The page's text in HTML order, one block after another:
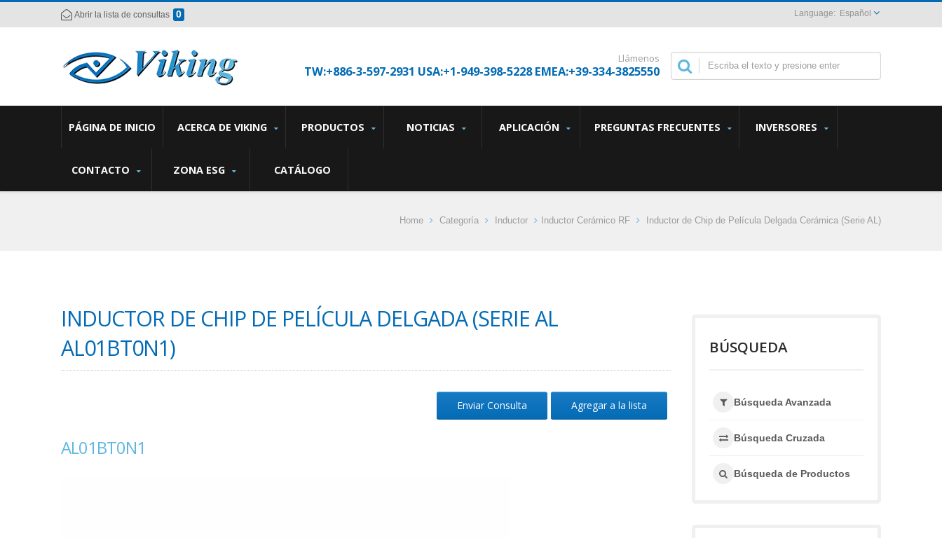
Abrir la lista de consultas 0 Español
Llámenos
TW:+886-3-597-2931 USA:+1-949-398-5228 EMEA:+39-334-3825550
PÁGINA DE INICIO ACERCA DE VIKING PRODUCTOS NOTICIAS APLICACIÓN PREGUNTAS FRECUENTES INVERSORES
CONTACTO ZONA ESG CATÁLOGO
Home Categoría Inductor Inductor Cerámico RF Inductor de Chip de Película Delgada Cerámica (Serie AL)
INDUCTOR DE CHIP DE PELÍCULA DELGADA (SERIE AL
AL01BT0N1)
Enviar Consulta Agregar a la lista
AL01BT0N1
BÚSQUEDA
Búsqueda Avanzada
Búsqueda Cruzada
Búsqueda de Productos